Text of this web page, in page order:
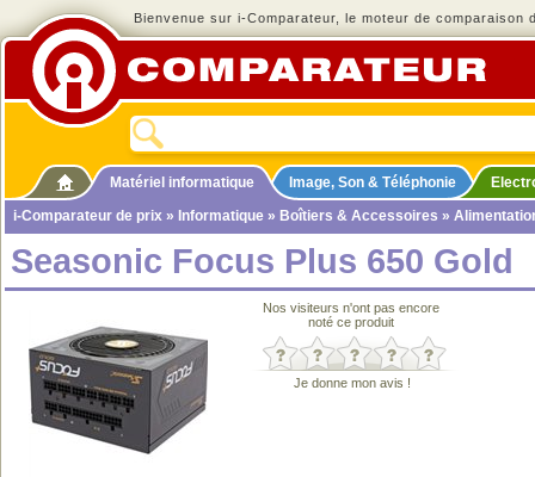
Bienvenue sur i-Comparateur, le moteur de comparaison
Matériel informatique Image, Son & Téléphonie
i-Comparateur de prix » Informatique » Boîtiers & Accessoires »
Seasonic Focus Plus 650 Gold
Nos visiteurs n'ont pas encore
noté ce produit
Je donne mon avis !